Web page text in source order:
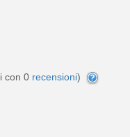
con 0 recensioni)